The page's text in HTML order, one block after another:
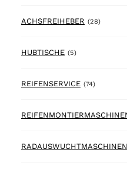
ACHSFREIHEBER (28)28
HUBTISCHE (5)5 products
REIFENSERVICE (74)74
RADAUSWUCHTMASCHINEN